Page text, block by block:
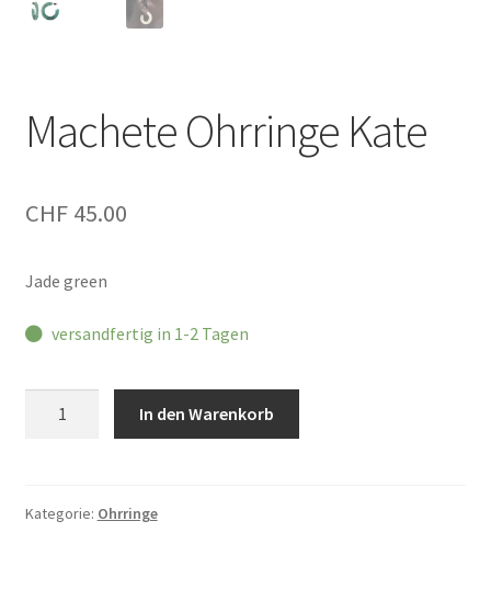
Machete Ohrringe Kate
CHF45.00
Jade green
versandfertig in 1-2 Tagen
In den Warenkorb
Kategorie: Ohrringe